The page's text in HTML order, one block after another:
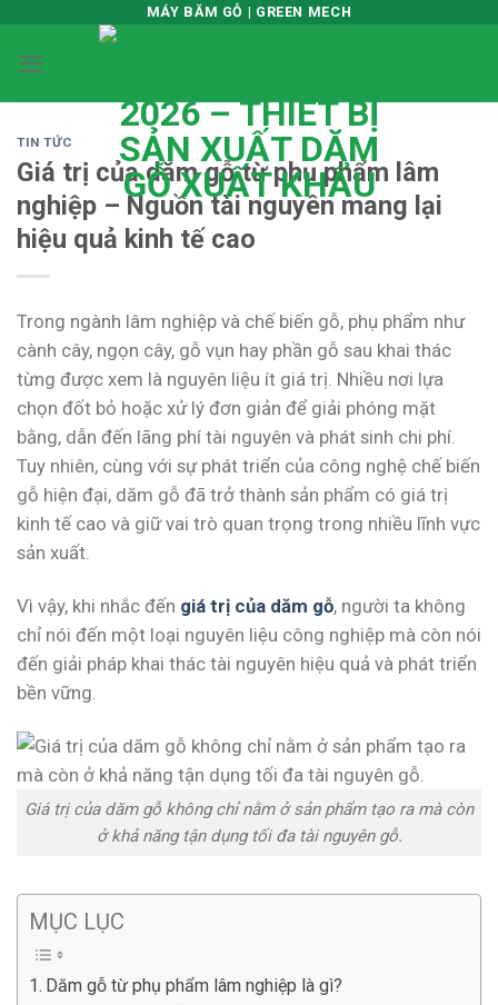
content
MÁY BĂM GỖ | GREEN MECH
TIN TỨC
Giá trị của dăm gỗ từ phụ phẩm lâm
nghiệp – Nguồn tài nguyên mang lại
hiệu quả kinh tế cao
Trong ngành lâm nghiệp và chế biến gỗ, phụ phẩm như
cành cây, ngọn cây, gỗ vụn hay phần gỗ sau khai thác
từng được xem là nguyên liệu ít giá trị. Nhiều nơi lựa
chọn đốt bỏ hoặc xử lý đơn giản để giải phóng mặt
bằng, dẫn đến lãng phí tài nguyên và phát sinh chi phí.
Tuy nhiên, cùng với sự phát triển của công nghệ chế biến
gỗ hiện đại, dăm gỗ đã trở thành sản phẩm có giá trị
kinh tế cao và giữ vai trò quan trọng trong nhiều lĩnh vực
sản xuất.
Vì vậy, khi nhắc đến giá trị của dăm gỗ, người ta không
chỉ nói đến một loại nguyên liệu công nghiệp mà còn nói
đến giải pháp khai thác tài nguyên hiệu quả và phát triển
bền vững.
Giá trị của dăm gỗ không chỉ nằm ở sản phẩm tạo ra mà còn
ở khả năng tận dụng tối đa tài nguyên gỗ.
MỤC LỤC
Dăm gỗ từ phụ phẩm lâm nghiệp là gì?